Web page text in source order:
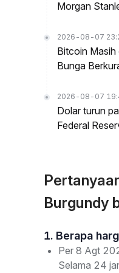
Morgan
2026-08-07
Bitcoin Masih
Bunga
2026-08-07
Dolar turun
Federal
Burgundy
1. Berapa
Per 8 Agt
Selama 24